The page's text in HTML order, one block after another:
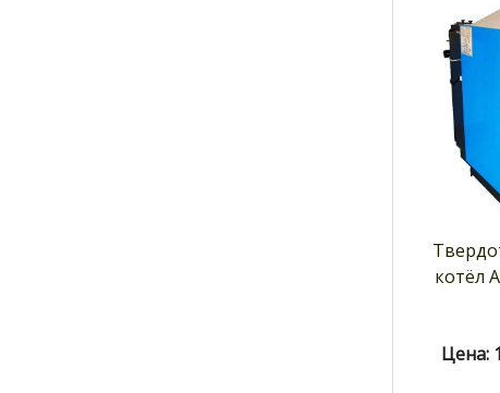
котёл
Цена: